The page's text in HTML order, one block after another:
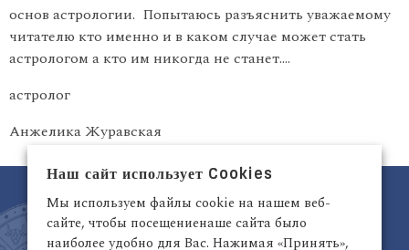
основ астрологии. Попытаюсь разъяснить уважаемому
читателю кто именно и в каком случае может стать
астрологом а кто им никогда не станет….
астролог
Анжелика Журавская
Наш сайт использует Cookies
Мы используем файлы cookie на нашем веб-
сайте, чтобы посещениенаше сайта было
наиболее удобно для Вас. Нажимая «Принять»,